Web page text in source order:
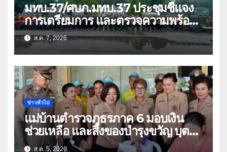
มทบ.37/ศบภ.มทบ.37 ประชุมชี้แจง
การเตรียมการ และตรวจความพร้อม
ด้านการบรรเทาสาธารณภัย
ส.ค. 7, 2026
ข่าวทั่วไป
แม่บ้านตำรวจภูธรภาค 6 มอบเงิน
ช่วยเหลือ และสิ่งของบำรุงขวัญ บุตร-
ธิดา ข้าราชการตำรวจจังหวัด
ส.ค. 5, 2026